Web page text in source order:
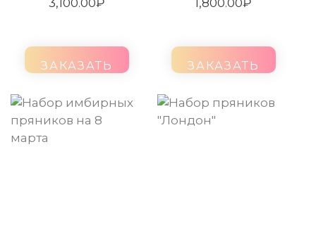
3,100.00₽
ЗАКАЗАТЬ
1,800.00₽
ЗАКАЗАТЬ